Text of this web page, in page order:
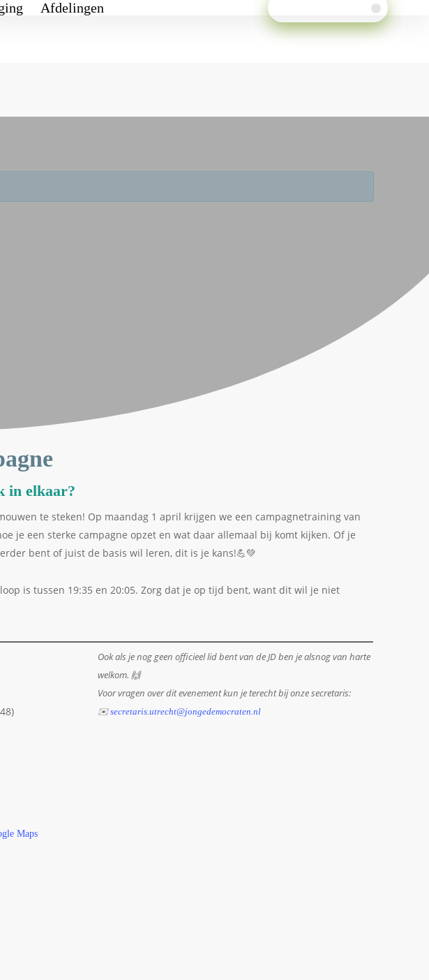
Afdelingen
in elkaar?
te steken! Op maandag 1 april krijgen we een campagnetraining van
je een sterke campagne opzet en wat daar allemaal bij komt kijken. Of je
bent of juist de basis wil leren, dit is je kans!💪💚
is tussen 19:35 en 20:05. Zorg dat je op tijd bent, want dit wil je niet
Ook als je nog geen officieel lid bent van de JD ben je alsnog van harte
welkom. 🙌
Voor vragen over dit evenement kun je terecht bij onze secretaris:
✉️secretaris.utrecht@jongedemocraten.nl
Maps